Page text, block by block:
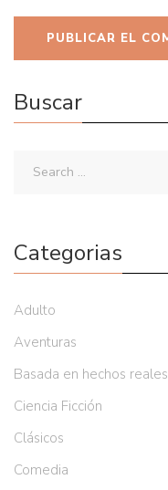
Buscar
Categorias
Adulto
Aventuras
Basada en hechos reales
Ciencia Ficción
Clásicos
Comedia